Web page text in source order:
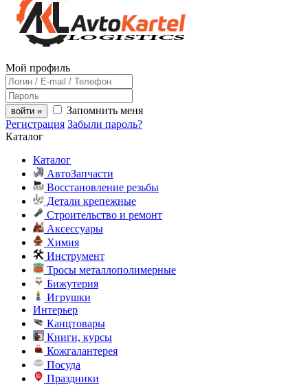
Мой профиль
войти »
Запомнить меня
Регистрация Забыли пароль?
Каталог
Каталог
АвтоЗапчасти
Восстановление резьбы
Детали крепежные
Строительство и ремонт
Аксессуары
Химия
Инструмент
Тросы металлополимерные
Бижутерия
Игрушки
Интерьер
Канцтовары
Книги, курсы
Кожгалантерея
Посуда
Праздники